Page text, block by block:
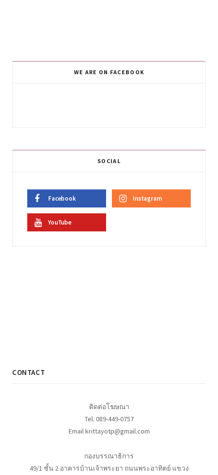
WE ARE ON FACEBOOK
SOCIAL
Facebook Instagram
YouTube
CONTACT
ติดต่อโฆษณา
Tel. 089-449-0757
Email krittayotp@gmail.com
กองบรรณาธิการ
49/1 ชั้น 2 อาคารบ้านเจ้าพระยา ถนนพระอาทิตย์ แขวง